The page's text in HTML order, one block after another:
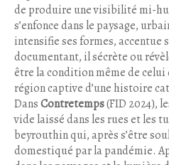
de produire une visibilité mi-
s’enfonce dans le paysage,
intensifie ses formes, accentue
documentant, il sécrète ou
être la condition même de
région captive d’une histoire
DansContretemps(FID 2024),
vide laissé dans les rues et les
beyrouthin qui, après s’être
domestiqué par la pandémie.